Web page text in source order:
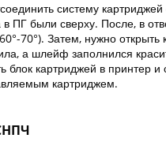
систему
ПГ были сверху. После, в
70°). Затем, нужно
а шлейф заполнился
картриджей в принтер и
картриджем.